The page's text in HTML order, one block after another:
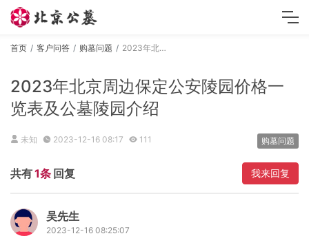
首页 客户问答 购墓问题 2023年北京周边保定公安陵园价格一览表及公墓陵园介绍
2023年北京周边保定公安陵园价格一
览表及公墓陵园介绍
未知 2023-12-16 08:17 111 购墓问题
共有1条 回复 我来回复
吴先生
2023-12-16 08:25:07